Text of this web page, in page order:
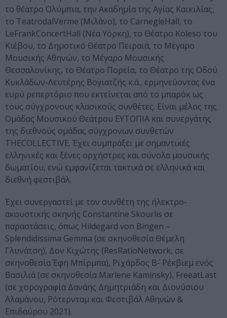
το θέατρο Ολύμπια, την Ακαδημία της Αγίας Καικιλίας,
το TeatrodalVerme (Μιλάνο), το CarnegieHall, το
LeFrankConcertHall (Νέα Υόρκη), το Θέατρο Koleso του
Κιέβου, το Δημοτικό Θέατρο Πειραιά, το Μέγαρο
Μουσικής Αθηνών, το Μέγαρο Μουσικής
Θεσσαλονίκης, το Θέατρο Πορεία, το Θέατρο της Οδού
Κυκλάδων-Λευτέρης Βογιατζής κ.ά., ερμηνεύοντας ένα
ευρύ ρεπερτόριο που εκτείνεται από το µπαρόκ ως
τους σύγχρονους κλασικούς συνθέτες. Είναι μέλος της
Ομάδας Μουσικού Θεάτρου EΥTOΠIA και συνεργάτης
της διεθνούς ομάδας σύγχρονων συνθετών
THECOLLECTIVE. Έχει συμπράξει με σημαντικές
ελληνικές και ξένες ορχήστρες και σύνολα μουσικής
δωματίου, ενώ εμφανίζεται τακτικά σε ελληνικά και
διεθνή φεστιβάλ.
Έχει συνεργαστεί µε τον συνθέτη της ήλεκτρο-
ακουστικής σκηνής Constantine Skourlis σε
παραστάσεις, όπως Hildegard von Bingen –
Splendidissima Gemma (σε σκηνοθεσία Θέμελη
Γλυνάτση), Δον Κιχώτης (ResRatioNetwork, σε
σκηνοθεσία Έφη Μπίρµπα), Ριχάρδος Β΄- Ρέκβιεµ ενός
Βασιλιά (σε σκηνοθεσία Marlene Kaminsky), FreeatLast
(σε χορογραφία Δανάης Δηµητριάδη και Διονύσιου
Αλαµάνου, Ρότερνταμ και Φεστιβάλ Αθηνών &
Επιδαύρου 2021).